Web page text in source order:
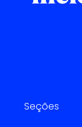
Seções